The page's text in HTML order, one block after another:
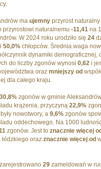
ma ujemny przyrost
przyrostowi naturalnemu -11,41 na
W 2024 roku urodziło się 24
50,0% chłopców. Średnia waga
dynamiki demograficznej,
do liczby zgonów wynosi 0,62 i
oraz mniejszy od
dla całego kraju.
30,8% zgonów w gminie
krążenia, przyczyną 22,9%
nowotwory, a 9,6% zgonów
oddechowego. Na 1000
zgonów. Jest to znacznie więcej od
oraz znacznie więcej od
29 zameldowań w